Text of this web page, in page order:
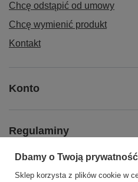
Chcę odstąpić od umowy
Chcę wymienić produkt
Kontakt
Konto
Regulaminy
Pomoc
Dbamy o Twoją prywatność
Sklep korzysta z plików cookie w